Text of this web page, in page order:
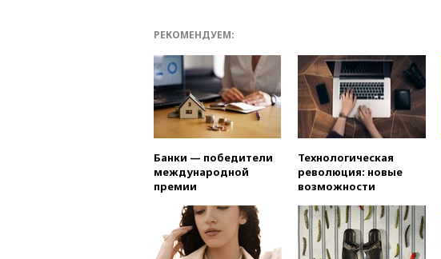
РЕКОМЕНДУЕМ:
Банки — победители
международной
премии
Технологическая
революция: новые
возможности